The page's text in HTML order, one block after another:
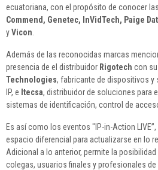
ecuatoriana, con el propósito de conocer
Commend, Genetec, InVidTech, Paige
yVicon
Además de las reconocidas marcas
presencia de el distribuidor Rigotech con
Technologies, fabricante de dispositivos y
IP, e Itecsa, distribuidor de soluciones para
sistemas de identificación, control de
Es así como los eventos "IP-in-Action
espacio diferencial para actualizarse en lo
Adicional a lo anterior, permite la
colegas, usuarios finales y profesionales de